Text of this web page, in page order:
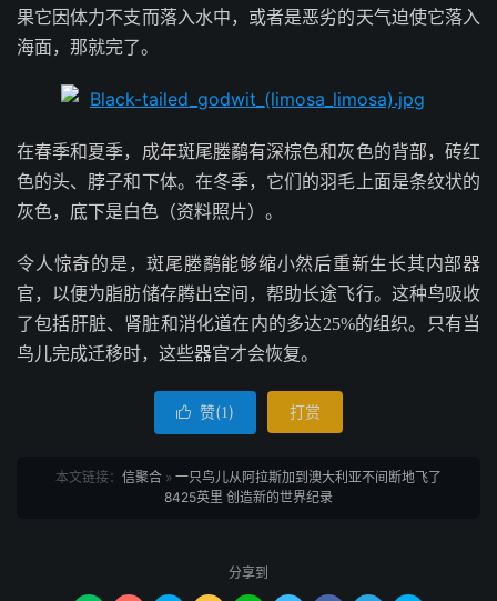
果它因体力不支而落入水中，或者是恶劣的天气迫使它落入
海面，那就完了。
在春季和夏季，成年斑尾塍鹬有深棕色和灰色的背部，砖红
色的头、脖子和下体。在冬季，它们的羽毛上面是条纹状的
灰色，底下是白色（资料照片）。
令人惊奇的是，斑尾塍鹬能够缩小然后重新生长其内部器
官，以便为脂肪储存腾出空间，帮助长途飞行。这种鸟吸收
了包括肝脏、肾脏和消化道在内的多达25%的组织。只有当
鸟儿完成迁移时，这些器官才会恢复。
 赞(1) 打赏
本文链接： 信聚合 » 一只鸟儿从阿拉斯加到澳大利亚不间断地飞了
8425英里 创造新的世界纪录
分享到